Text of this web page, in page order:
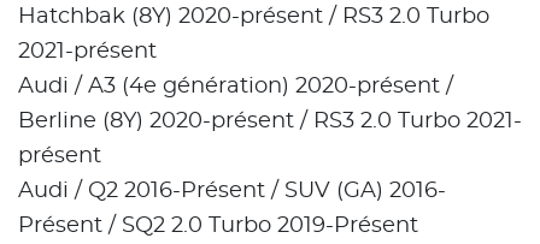
Hatchbak (8Y) 2020-présent / RS3 2.0 Turbo
2021-présent
Audi / A3 (4e génération) 2020-présent /
Berline (8Y) 2020-présent / RS3 2.0 Turbo 2021-
présent
Audi / Q2 2016-Présent / SUV (GA) 2016-
Présent / SQ2 2.0 Turbo 2019-Présent